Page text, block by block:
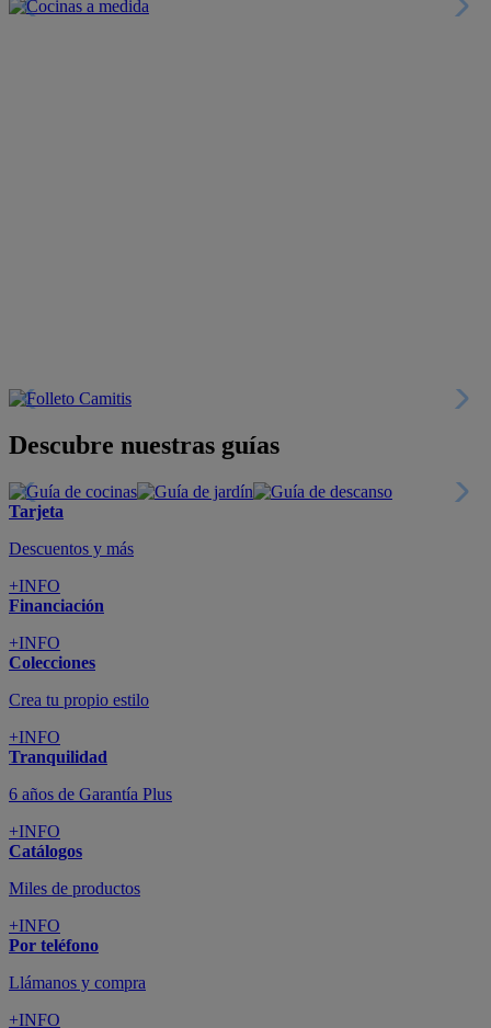
Descubre nuestras guías
Tarjeta
Descuentos y más
+INFO
Financiación
+INFO
Colecciones
Crea tu propio estilo
+INFO
Tranquilidad
6 años de Garantía Plus
+INFO
Catálogos
Miles de productos
+INFO
Por teléfono
Llámanos y compra
+INFO